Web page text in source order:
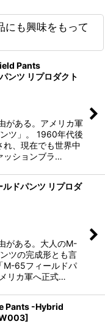
にも興味をもって
Pants
ンツ リプロダクト
がある。アメリカ軍
ツ」。 1960年代後
、現在でも世界中
ッションブラ…
ルドパンツ リプロダ
がある。大人のM-
ツの完成形とも言
M-65フィールドパ
リカ軍へ正式…
Pants -Hybrid
]